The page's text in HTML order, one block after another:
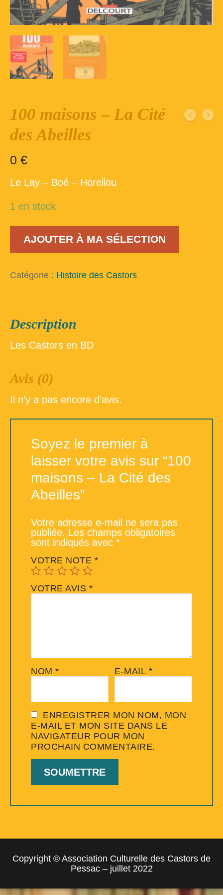
Inscription – club de lecture – Echecs
Répertoire du fonds de la bibliothèque –
Répertoire du fonds de la Bibliothèque –
Répertoire des ouvrages Jeunesse
100 maisons – La Cité
des Abeilles
0 €
Le Lay – Boé – Horellou
1 en stock
quantité
100
-
La
AJOUTER À MA SÉLECTION
Catégorie : Histoire des Castors
Description
Les Castors en BD
Avis (0)
Il n’y a pas encore d’avis.
Soyez le premier à
laisser votre avis sur “100
maisons – La Cité des
Abeilles”
Votre adresse e-mail ne sera pas
publiée. Les champs obligatoires
sont indiqués avec *
VOTRE NOTE *
VOTRE AVIS *
NOM * E-MAIL *
ENREGISTRER MON NOM, MON
E-MAIL ET MON SITE DANS LE
NAVIGATEUR POUR MON
PROCHAIN COMMENTAIRE.
Copyright © Association Culturelle des Castors de
Pessac – juillet 2022